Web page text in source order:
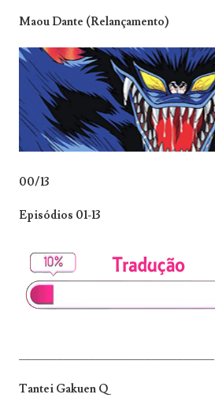
Maou Dante (Relançamento)
00/13
Episódios 01-13
Tantei Gakuen Q